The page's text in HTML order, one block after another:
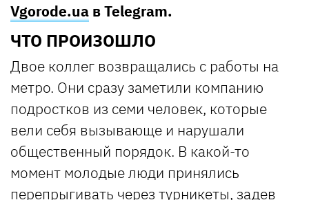
Vgorode.ua в Telegram.
ЧТО ПРОИЗОШЛО
Двое коллег возвращались с работы на
метро. Они сразу заметили компанию
подростков из семи человек, которые
вели себя вызывающе и нарушали
общественный порядок. В какой-то
момент молодые люди принялись
перепрыгивать через турникеты, задев